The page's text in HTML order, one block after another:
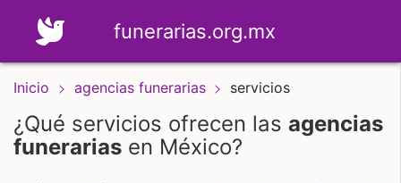
funerarias.org.mx
Inicio agencias funerarias servicios
¿Qué servicios ofrecen las agencias
funerarias en México?